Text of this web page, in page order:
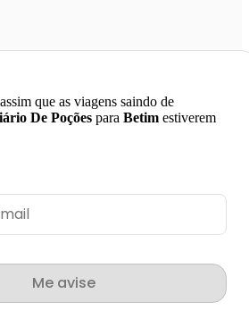
que as viagens saindo de
De Poções para Betim estiverem
Me avise